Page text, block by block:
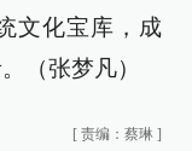
文化宝库，成
（张梦凡）
[ 责编：蔡琳 ]